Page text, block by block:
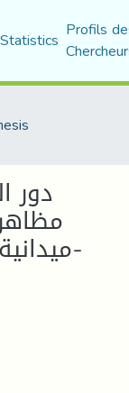
Statistics Profils
دور
ميدانية بجامعة التكوين المتواصل-